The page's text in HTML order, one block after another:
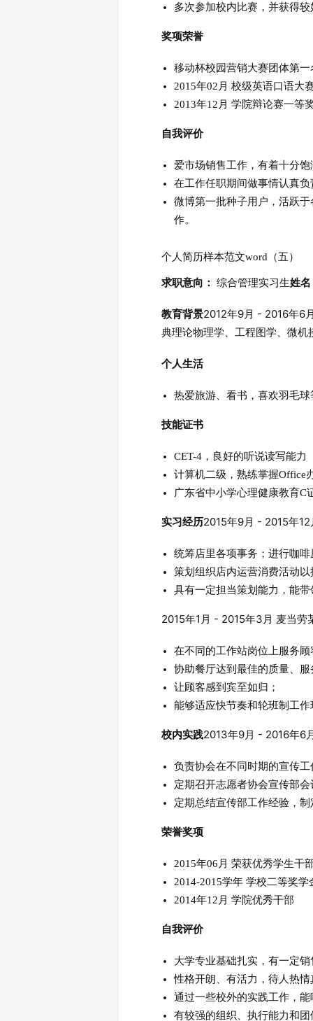
多次参加校内比赛，并获得
奖项荣誉
移动杯校园营销大赛团体第一
2015年02月 校级英语口语大
2013年12月 学院辩论赛一等
自我评价
爱市场销售工作，有着十分
在工作任职期间做事情认真负
微博第一批种子用户，活跃
作。
个人简历样本范文word（五）
求职意向： 综合管理实习生姓名
教育背景2012年9月 - 2016年6
典理论物理学、工程图学、微
个人生活
热爱旅游、看书，喜欢羽毛
技能证书
CET-4，良好的听说读写能力
计算机二级，熟练掌握Office
广东省中小学心理健康教育C
实习经历2015年9月 - 2015年
统筹店里各项事务；进行咖
策划组织店内运营消费活动
具有一定担当策划能力，能
2015年1月 - 2015年3月 麦当劳
在不同的工作站岗位上服务顾
协助餐厅达到最佳的质量、
让顾客感到宾至如归；
能够适应快节奏和轮班制工作
校内实践2013年9月 - 2016年6
负责协会在不同时期的宣传
定期召开志愿者协会宣传部
定期总结宣传部工作经验，
荣誉奖项
2015年06月 荣获优秀学生干
2014-2015学年 学校二等奖学
2014年12月 学院优秀干部
自我评价
大学专业基础扎实，有一定
性格开朗、有活力，待人热
通过一些校外的实践工作，
有较强的组织、执行能力和